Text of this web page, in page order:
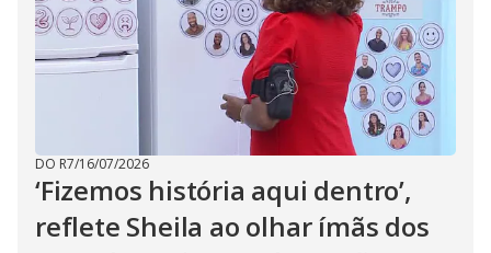
DO R7/16/07/2026
‘Fizemos história aqui dentro’,
reflete Sheila ao olhar ímãs dos